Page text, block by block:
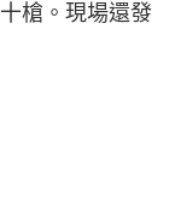
槍。現場還發